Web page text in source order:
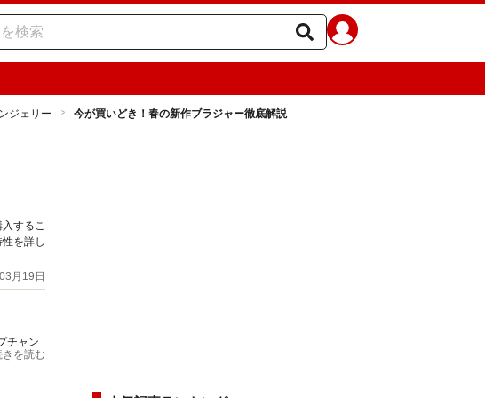
ジェリー 今が買いどき！春の新作ブラジャー徹底解説
するこ
を詳し
月19日
チャン
ファッ
きを読む